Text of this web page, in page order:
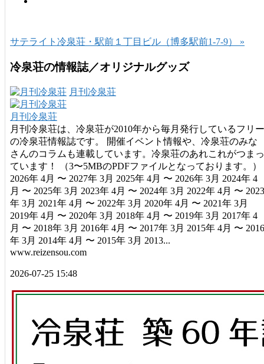
サテライト冷泉荘・駅前１丁目ビル（博多駅前1-7-9） »
冷泉荘の情報誌／オリジナルグッズ
月刊冷泉荘
月刊冷泉荘
月刊冷泉荘は、冷泉荘が2010年から毎月発行しているフリー
の冷泉荘情報誌です。 開催イベント情報や、冷泉荘のみな
さんのコラムも連載しています。冷泉荘のあれこれがつまっ
ています！ （3〜5MBのPDFファイルとなっております。）
2026年 4月 〜 2027年 3月 2025年 4月 〜 2026年 3月 2024年 4
月 〜 2025年 3月 2023年 4月 〜 2024年 3月 2022年 4月 〜 2023
年 3月 2021年 4月 〜 2022年 3月 2020年 4月 〜 2021年 3月
2019年 4月 〜 2020年 3月 2018年 4月 〜 2019年 3月 2017年 4
月 〜 2018年 3月 2016年 4月 〜 2017年 3月 2015年 4月 〜 2016
年 3月 2014年 4月 〜 2015年 3月 2013...
www.reizensou.com
2026-07-25 15:48